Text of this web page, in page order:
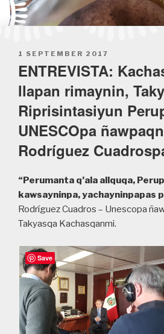
POSTED
ON
1 SEPTEMBER 2017
ENTREVISTA:
llapan rimaynin,
Riprisintasiyun
UNESCOpa
Rodríguez
“Perumanta q’ala allquqa,
kawsayninpa, yachayninpapas
Rodríguez Cuadros – Unescopa
Takyasqa Kachasqanmi.
Save